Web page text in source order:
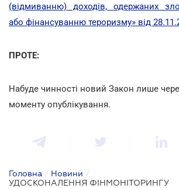
(відмиванню) доходів, одержаних
або фінансуванню тероризму» від
ПРОТЕ:
Набуде чинності новий Закон лише
моменту опублікування.
Головна / Новини /
УДОСКОНАЛЕННЯ ФІНМОНІТОРИНГУ